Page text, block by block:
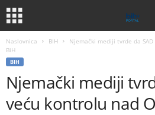
Naslovnica BIH
Njemački mediji tvrde da
BiH
BIH
Njemački mediji
veću kontrolu nad